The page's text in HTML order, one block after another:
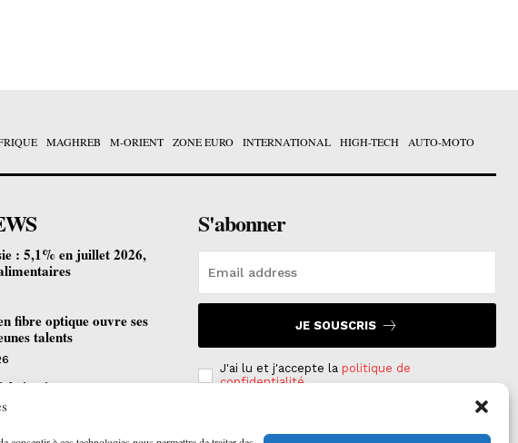
MAGHREB M-ORIENT ZONE EURO INTERNATIONAL HIGH-TECH AUTO-MOTO
: 5,1% en juillet 2026,
fibre optique ouvre ses
talents
: quelles
S'abonner
JE SOUSCRIS
J'ai lu et j'accepte la politique de
confidentialité.